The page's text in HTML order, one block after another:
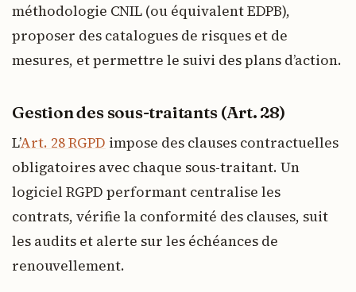
méthodologie CNIL (ou équivalent EDPB),
proposer des catalogues de risques et de
mesures, et permettre le suivi des plans d’action.
Gestion des sous-traitants (Art. 28)
L’Art. 28 RGPD impose des clauses contractuelles
obligatoires avec chaque sous-traitant. Un
logiciel RGPD performant centralise les
contrats, vérifie la conformité des clauses, suit
les audits et alerte sur les échéances de
renouvellement.